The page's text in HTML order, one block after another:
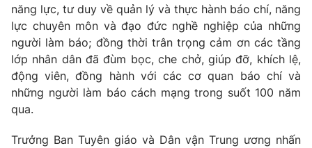
năng lực, tư duy về quản lý và thực hành báo chí, năng
lực chuyên môn và đạo đức nghề nghiệp của những
người làm báo; đồng thời trân trọng cảm ơn các tầng
lớp nhân dân đã đùm bọc, che chở, giúp đỡ, khích lệ,
động viên, đồng hành với các cơ quan báo chí và
những người làm báo cách mạng trong suốt 100 năm
qua.
Trưởng Ban Tuyên giáo và Dân vận Trung ương nhấn